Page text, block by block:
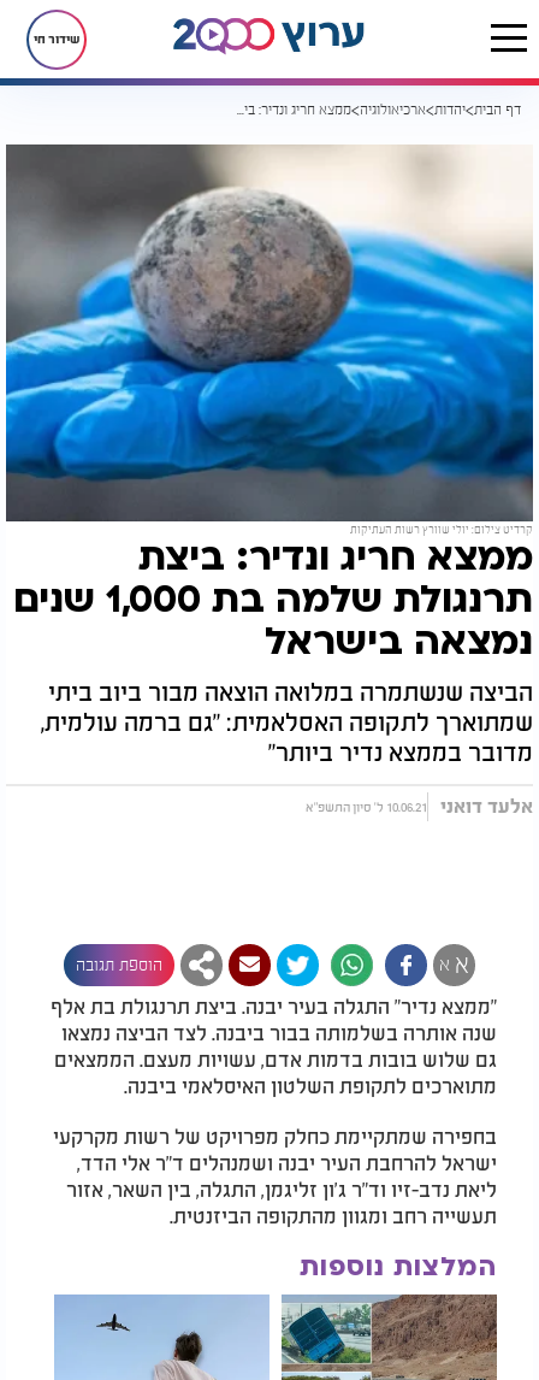
שידור חי
דף הבית יהדות ארכיאולוגיה ממצא חריג ונדיר: ביצת תרנגולת שלמה בת 1,000 שנים נמצאה בישראל
קרדיט צילום: יולי שוורץ רשות העתיקות
ממצא חריג ונדיר: ביצת
תרנגולת שלמה בת 1,000 שנים
נמצאה בישראל
הביצה שנשתמרה במלואה הוצאה מבור ביוב ביתי
שמתוארך לתקופה האסלאמית: "גם ברמה עולמית,
מדובר בממצא נדיר ביותר"
אלעד דואני 10.06.21 ל' סיון התשפ"א
א א הוספת תגובה
"ממצא נדיר" התגלה בעיר יבנה. ביצת תרנגולת בת אלף
שנה אותרה בשלמותה בבור ביבנה. לצד הביצה נמצאו
גם שלוש בובות בדמות אדם, עשויות מעצם. הממצאים
מתוארכים לתקופת השלטון האיסלאמי ביבנה.
בחפירה שמתקיימת כחלק מפרויקט של רשות מקרקעי
ישראל להרחבת העיר יבנה ושמנהלים ד"ר אלי הדד,
ליאת נדב-זיו וד"ר ג'ון זליגמן, התגלה, בין השאר, אזור
תעשייה רחב ומגוון מהתקופה הביזנטית.
המלצות נוספות